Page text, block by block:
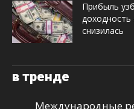
Прибыль
доходность
снизилась
в тренде
Международные